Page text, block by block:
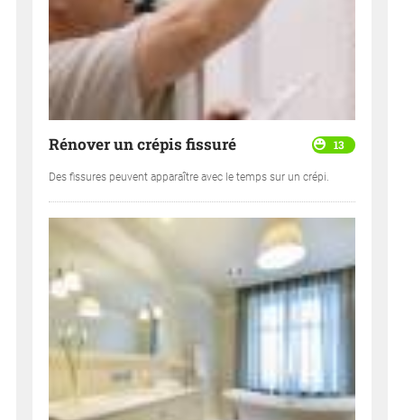
13
Rénover un crépis fissuré
Des fissures peuvent apparaître avec le temps sur un crépi.